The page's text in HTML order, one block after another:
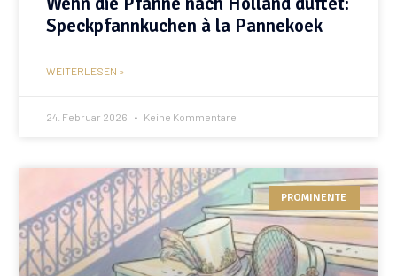
Speckpfannkuchen à la Pannekoek
WEITERLESEN »
24. Februar 2026 Keine Kommentare
PROMINENTE